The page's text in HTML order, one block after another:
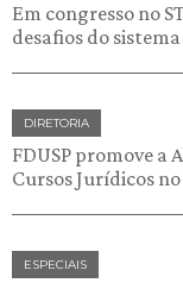
Em congresso no
desafios do
DIRETORIA
FDUSP promove a
Cursos Jurídicos
ESPECIAIS